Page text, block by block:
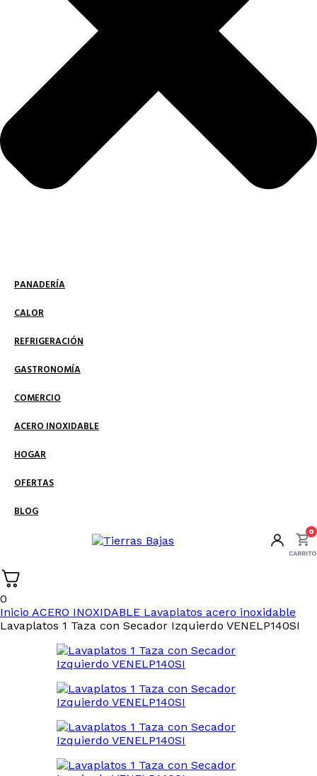
PANADERÍA
CALOR
REFRIGERACIÓN
GASTRONOMÍA
COMERCIO
ACERO INOXIDABLE
HOGAR
OFERTAS
BLOG
0
0
Inicio ACERO INOXIDABLE Lavaplatos acero inoxidable
Lavaplatos 1 Taza con Secador Izquierdo VENELP140SI